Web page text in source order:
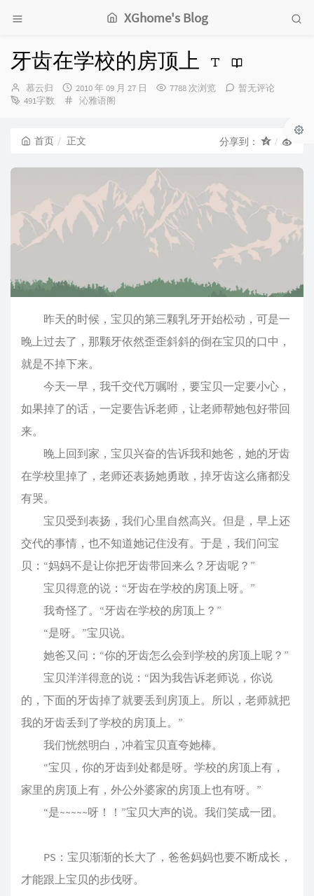
XGhome's Blog
牙齿在学校的房顶上
博
主：
慕云归
发
布
2010 年 09 月 27 日 7788 次浏览
暂无评论
491字数
分
沁雅语阁
首页 正文 分享到：
昨天的时候，宝贝的第三颗乳牙开始松动，可是一
晚上过去了，那颗牙依然歪歪斜斜的倒在宝贝的口中，
就是不掉下来。
今天一早，我千交代万嘱咐，要宝贝一定要小心，
如果掉了的话，一定要告诉老师，让老师帮她包好带回
来。
晚上回到家，宝贝兴奋的告诉我和她爸，她的牙齿
在学校里掉了，老师还表扬她勇敢，掉牙齿这么痛都没
有哭。
宝贝受到表扬，我们心里自然高兴。但是，早上还
交代的事情，也不知道她记住没有。于是，我们问宝
贝：“妈妈不是让你把牙齿带回来么？牙齿呢？”
宝贝得意的说：“牙齿在学校的房顶上呀。”
我奇怪了。“牙齿在学校的房顶上？”
“是呀。”宝贝说。
她爸又问：“你的牙齿怎么会到学校的房顶上呢？”
宝贝洋洋得意的说：“因为我告诉老师说，你说
的，下面的牙齿掉了就要丢到房顶上。所以，老师就把
我的牙齿丢到了学校的房顶上。”
我们恍然明白，冲着宝贝直夸她棒。
“宝贝，你的牙齿到处都是呀。学校的房顶上有，
家里的房顶上有，外公外婆家的房顶上也有呀。”
“是~~~~~呀！！”宝贝大声的说。我们笑成一团。
PS：宝贝渐渐的长大了，爸爸妈妈也要不断成长，
才能跟上宝贝的步伐呀。